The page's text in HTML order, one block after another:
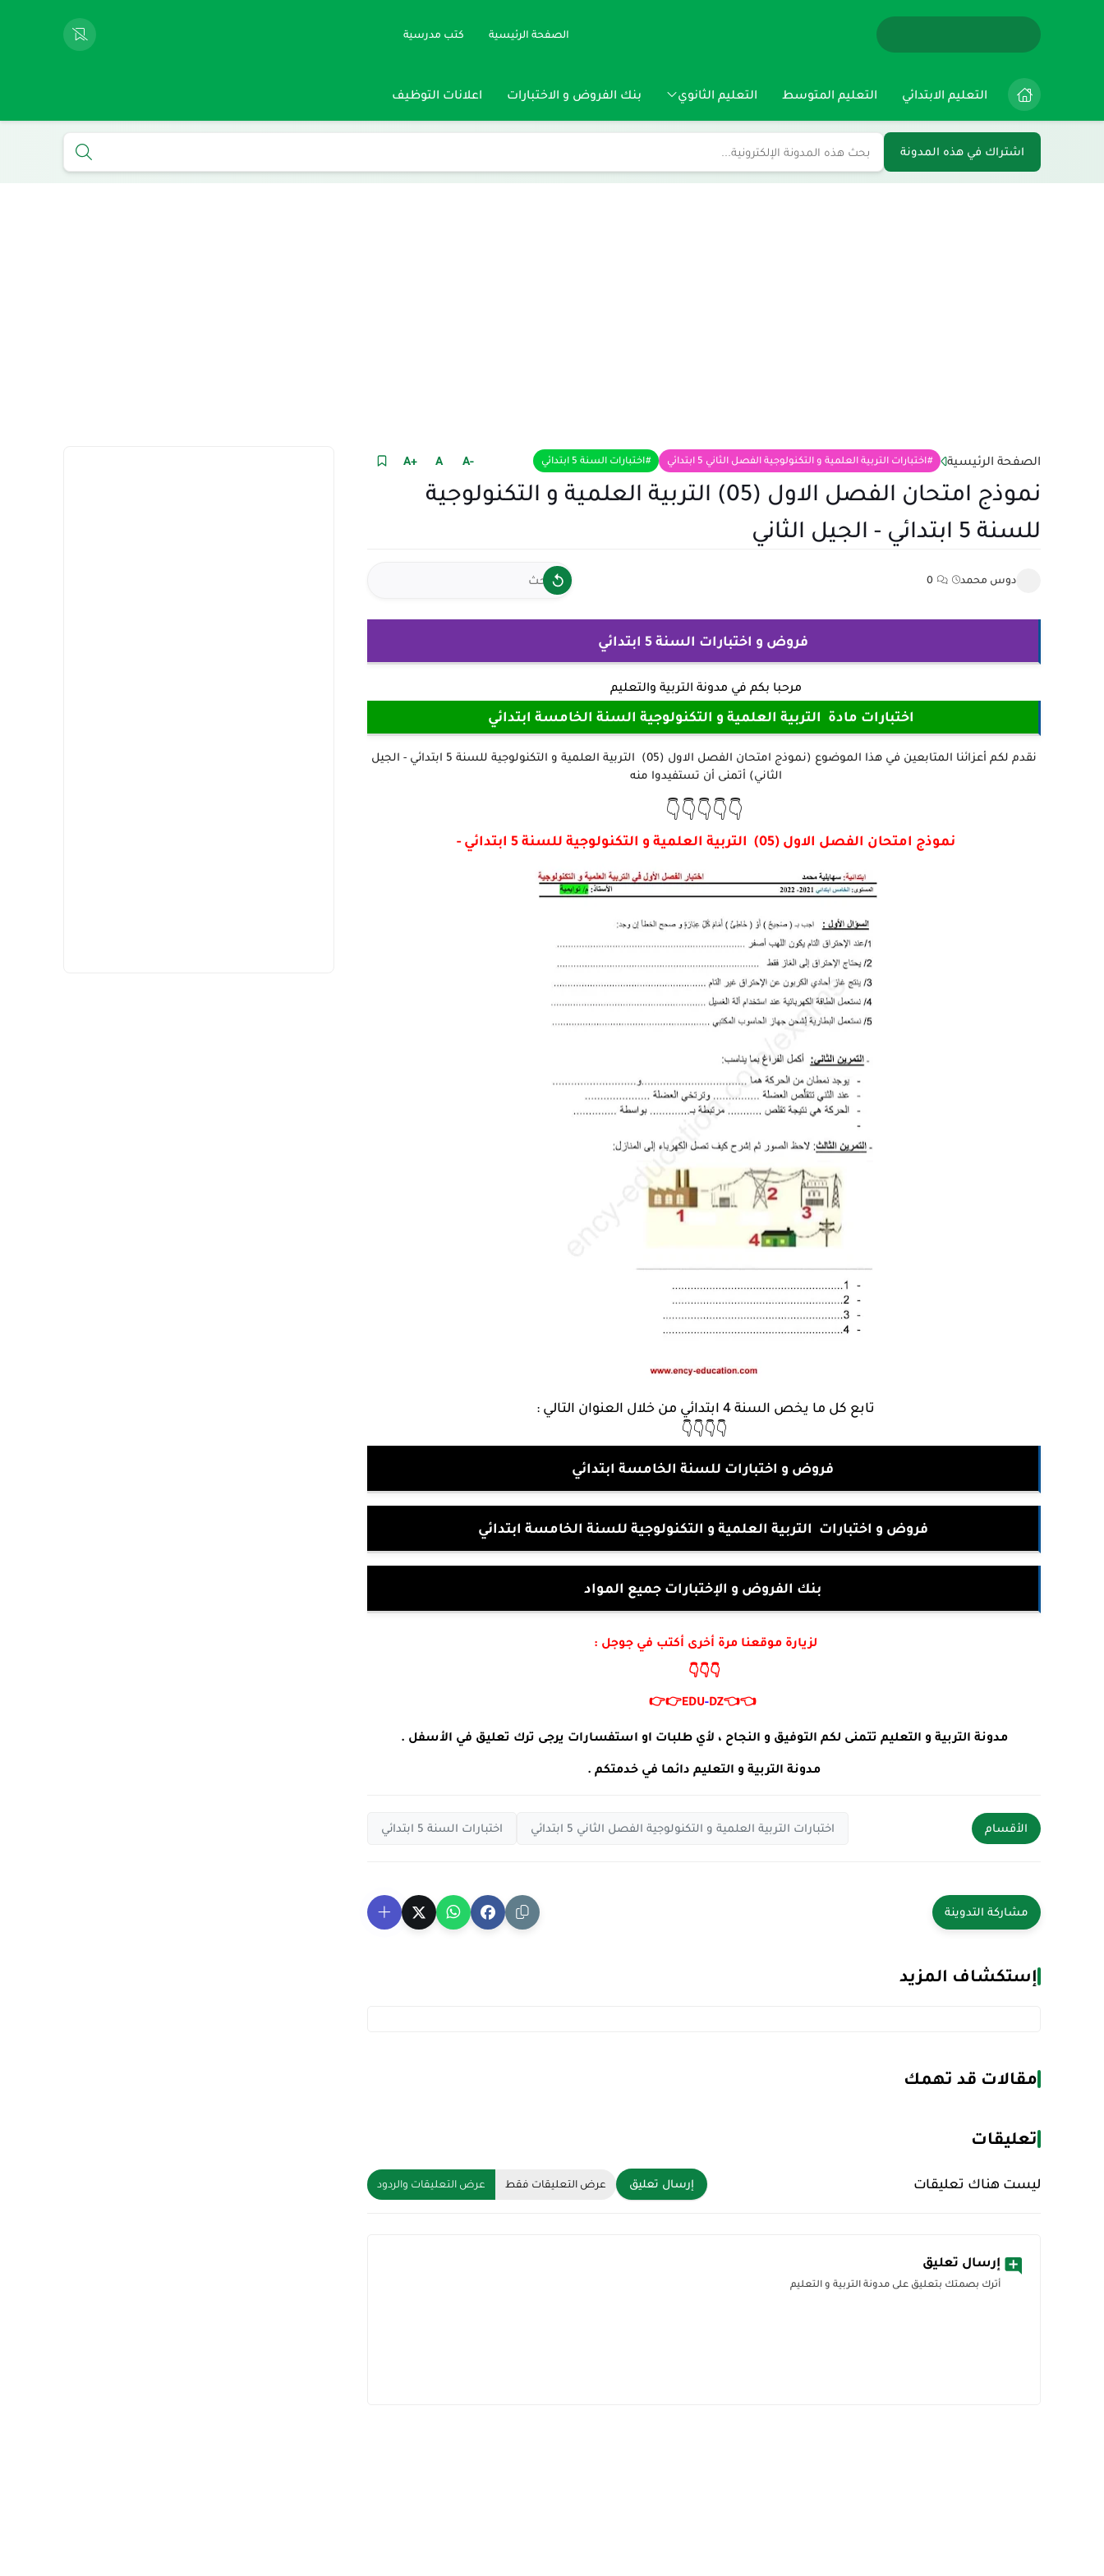
الصفحة الرئيسية كتب مدرسية
التعليم الابتدائي التعليم المتوسط التعليم الثانوي بنك الفروض و الاختبارات اعلانات التوظيف
اشتراك في هذه المدونة
الصفحة الرئيسية اختبارات التربية العلمية و التكنولوجية الفصل الثاني 5 ابتدائي اختبارات السنة 5 ابتدائي +A A -A
نموذج امتحان الفصل الاول (05) التربية العلمية و التكنولوجية
للسنة 5 ابتدائي - الجيل الثاني
دوس محمد 0
فروض و اختبارات السنة 5 ابتدائي
مرحبا بكم في مدونة التربية والتعليم
اختبارات مادة التربية العلمية و التكنولوجية السنة الخامسة ابتدائي
نقدم لكم أعزائنا المتابعين في هذا الموضوع (نموذج امتحان الفصل الاول (05) التربية العلمية و التكنولوجية للسنة 5 ابتدائي - الجيل
الثاني) أتمنى أن تستفيدوا منه
👇👇👇👇👇
نموذج امتحان الفصل الاول (05) التربية العلمية و التكنولوجية للسنة 5 ابتدائي -
تابع كل ما يخص السنة 4 ابتدائي من خلال العنوان التالي :
👇👇👇👇
فروض و اختبارات للسنة الخامسة ابتدائي
فروض و اختبارات التربية العلمية و التكنولوجية للسنة الخامسة ابتدائي
بنك الفروض و الإختبارات جميع المواد
لزيارة موقعنا مرة أخرى أكتب في جوجل :
👇👇👇
👈👈
EDU-DZ
👉👉
مدونة التربية و التعليم تتمنى لكم التوفيق و النجاح ، لأي طلبات او استفسارات يرجى ترك تعليق في الأسفل .
مدونة التربية و التعليم دائما في خدمتكم .
الأقسام اختبارات التربية العلمية و التكنولوجية الفصل الثاني 5 ابتدائي اختبارات السنة 5 ابتدائي
إستكشاف المزيد
مقالات قد تهمك
تعليقات
ليست هناك تعليقات إرسال تعليق عرض التعليقات فقط عرض التعليقات والردود
إرسال تعليق
أترك بصمتك بتعليق على مدونة التربية و التعليم